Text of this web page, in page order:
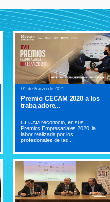
01 de Marzo de 2021
Premio CECAM 2020 a los
trabajadore...
CECAM reconocio, en sus
Premios Empresariales 2020, la
labor realizada por los
profesionales de las ...